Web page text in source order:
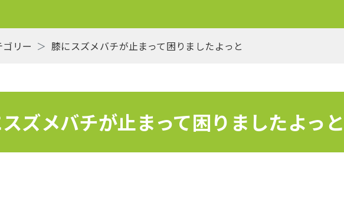
ゴリー 膝にスズメバチが止まって困りましたよっと
ズメバチが止まって困りましたよっと